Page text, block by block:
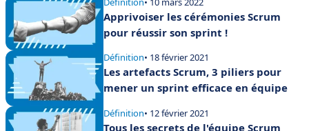
Apprivoiser les cérémonies Scrum
pour réussir son sprint !
Définition• 18 février 2021
Les artefacts Scrum, 3 piliers pour
mener un sprint efficace en équipe
Définition• 12 février 2021
Tous les secrets de l'équipe Scrum